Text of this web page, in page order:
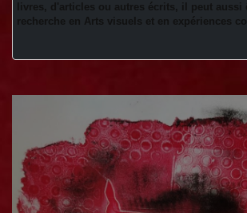
livres, d'articles ou autres écrits, il peut aussi
recherche en Arts visuels et en expériences